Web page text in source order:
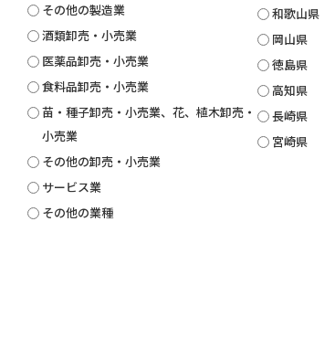
その他の製造業
酒類卸売・小売業
医薬品卸売・小売業
食料品卸売・小売業
苗・種子卸売・小売業、花、植木卸売・
小売業
その他の卸売・小売業
サービス業
その他の業種
和歌山県
岡山県
徳島県
高知県
長崎県
宮崎県